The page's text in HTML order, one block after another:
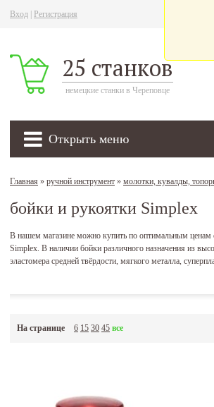
Вход Регистрация
25 станков
немецкие станки в Череповце
Открыть меню
Главная » ручной инструмент » молотки, кувалды,
бойки и рукоятки Simplex
В нашем магазине можно купить по оптимальным
Simplex. В наличии бойки различного назначения из
эластомера средней твёрдости, мягкого металла,
На странице 6 15 30 45 все